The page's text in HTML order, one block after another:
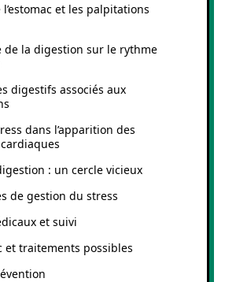
et les palpitations
de la digestion sur le rythme
digestifs associés aux
dans l’apparition des
: un cercle vicieux
de gestion du stress
et suivi
et traitements possibles